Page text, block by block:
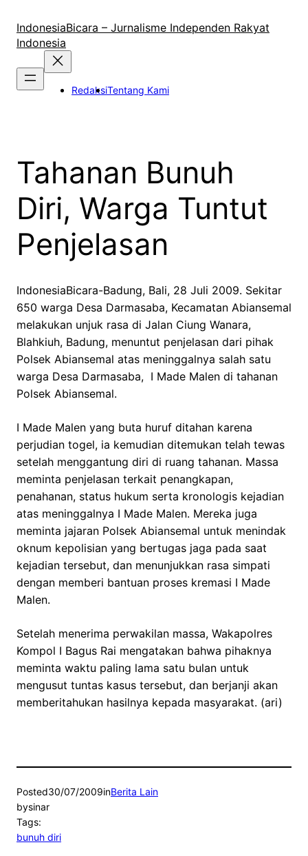
konten
IndonesiaBicara – Jurnalisme Independen Rakyat
Indonesia
RedaksiTentang Kami
Tahanan Bunuh
Diri, Warga Tuntut
Penjelasan
IndonesiaBicara-Badung, Bali, 28 Juli 2009. Sekitar
650 warga Desa Darmasaba, Kecamatan Abiansemal
melakukan unjuk rasa di Jalan Ciung Wanara,
Blahkiuh, Badung, menuntut penjelasan dari pihak
Polsek Abiansemal atas meninggalnya salah satu
warga Desa Darmasaba, I Made Malen di tahanan
Polsek Abiansemal.
I Made Malen yang buta huruf ditahan karena
perjudian togel, ia kemudian ditemukan telah tewas
setelah menggantung diri di ruang tahanan. Massa
meminta penjelasan terkait penangkapan,
penahanan, status hukum serta kronologis kejadian
atas meninggalnya I Made Malen. Mereka juga
meminta jajaran Polsek Abiansemal untuk menindak
oknum kepolisian yang bertugas jaga pada saat
kejadian tersebut, dan menunjukkan rasa simpati
dengan memberi bantuan proses kremasi I Made
Malen.
Setelah menerima perwakilan massa, Wakapolres
Kompol I Bagus Rai mengatakan bahwa pihaknya
meminta waktu paling lama satu bulan untuk
mengusut tuntas kasus tersebut, dan berjanji akan
memberitahukan hasilnya kepada masyarakat. (ari)
Posted30/07/2009inBerita Lain
bysinar
Tags:
bunuh diri